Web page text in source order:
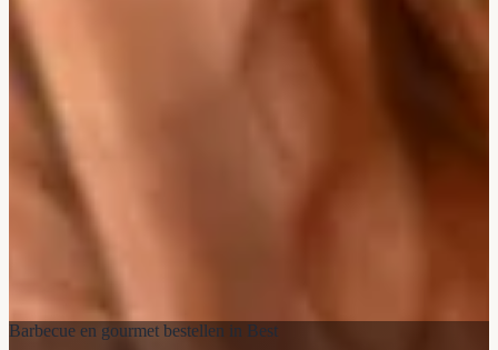
Barbecue en gourmet bestellen in Best